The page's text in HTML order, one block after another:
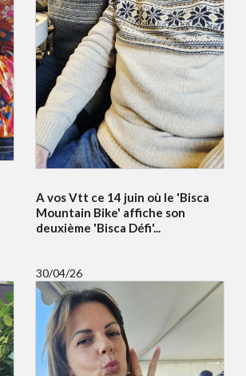
A vos Vtt ce 14 juin où le 'Bisca
Mountain Bike' affiche son
deuxième 'Bisca Défi'...
30/04/26